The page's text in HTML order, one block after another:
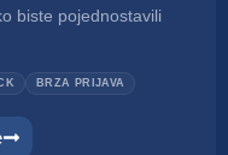
biste pojednostavili
BRZA PRIJAVA